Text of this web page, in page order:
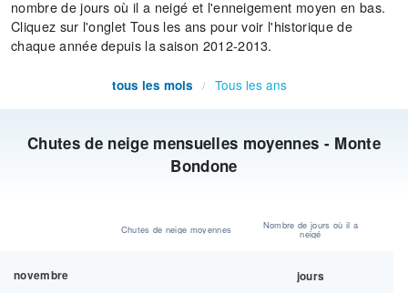
nombre de jours où il a neigé et l'enneigement moyen en bas.
Cliquez sur l'onglet Tous les ans pour voir l'historique de
chaque année depuis la saison 2012-2013.
Chutes de neige mensuelles moyennes - Monte
Bondone
tous les mois / Tous les ans
Chutes de neige moyennes Nombre de jours où il a
neigé
novembre jours